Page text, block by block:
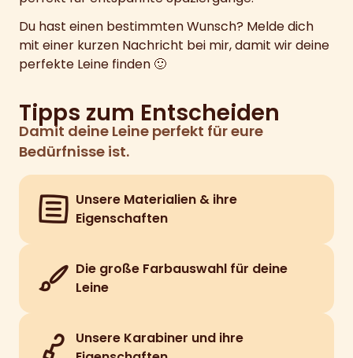
Du hast einen bestimmten Wunsch? Melde dich
mit einer kurzen Nachricht bei mir, damit wir deine
perfekte Leine finden 🙂
Tipps zum Entscheiden
Damit deine Leine perfekt für eure
Bedürfnisse ist.
Unsere Materialien & ihre
Eigenschaften
Die große Farbauswahl für deine
Leine
Unsere Karabiner und ihre